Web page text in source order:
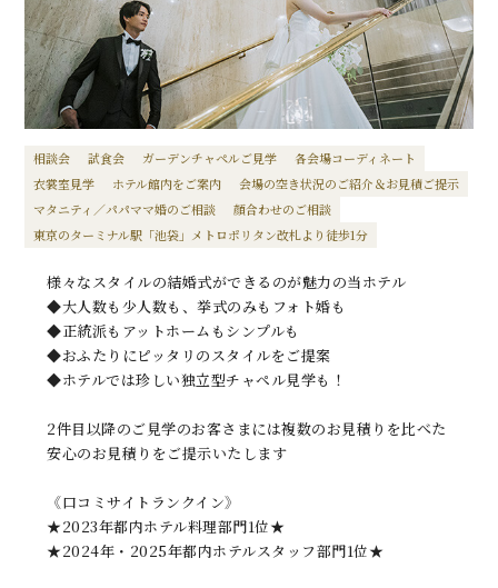
相談会 試食会 ガーデンチャペルご見学
各会場コーディネート
衣裳室見学
ホテル館内をご案内
会場の空き状況のご紹介＆お見積ご提示
マタニティ／パパママ婚のご相談
顔合わせのご相談
東京のターミナル駅「池袋」メトロポリタン改札より徒歩1分
様々なスタイルの結婚式ができるのが魅力の当ホテル
◆大人数も少人数も、挙式のみもフォト婚も
◆正統派もアットホームもシンプルも
◆おふたりにピッタリのスタイルをご提案
◆ホテルでは珍しい独立型チャペル見学も！
2件目以降のご見学のお客さまには複数のお見積りを比べた
安心のお見積りをご提示いたします
《口コミサイトランクイン》
★2023年都内ホテル料理部門1位★
★2024年・2025年都内ホテルスタッフ部門1位★